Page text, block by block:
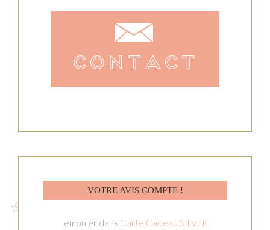
VOTRE AVIS COMPTE !
lemonier dans Carte Cadeau SILVER